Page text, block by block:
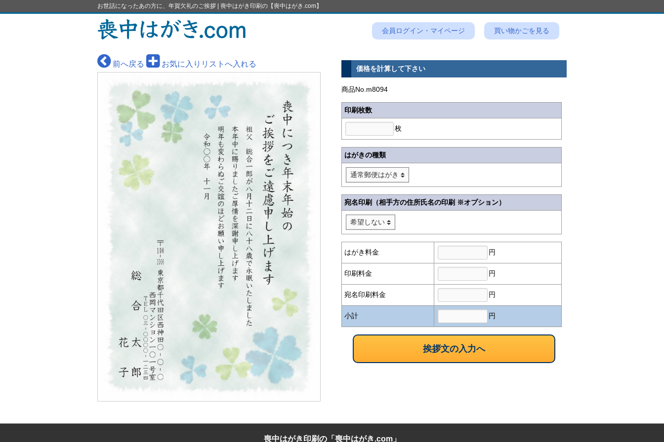
お世話になったあの方に、年賀欠礼のご挨拶 | 喪中はがき印刷の【喪中はがき.com】
会員ログイン・マイページ 買い物かごを見る
前へ戻る お気に入りリストへ入れる
価格を計算して下さい
商品No.m8094
印刷枚数
枚
はがきの種類
宛名印刷（相手方の住所氏名の印刷 ※オプション）
はがき料金 円
印刷料金 円
宛名印刷料金 円
小計 円
喪中はがき印刷の「喪中はがき.com」